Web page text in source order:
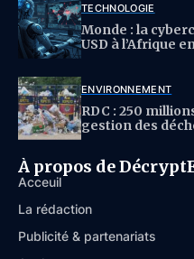
TECHNOLOGIE
Monde : la
USD à l’Afrique
ENVIRONNEMENT
RDC : 250
gestion des
À propos de
Acceuil
La rédaction
Publicité & partenariats